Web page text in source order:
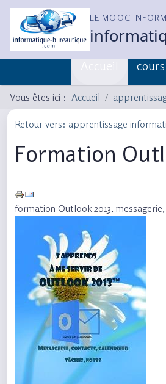
LE MOOC
Vous êtes ici : Accueil
Retour vers: apprentissage
Formation
formation Outlook 2013,